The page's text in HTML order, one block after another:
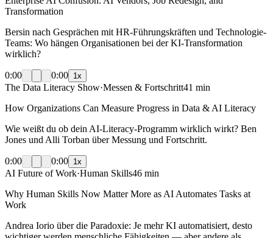
Transformation
Bersin nach Gesprächen mit HR-Führungskräften und Technologie-
Teams: Wo hängen Organisationen bei der KI-Transformation
wirklich?
0:00 0:00 1x
The Data Literacy Show·Messen & Fortschritt41 min
How Organizations Can Measure Progress in Data & AI Literacy
Wie weißt du ob dein AI-Literacy-Programm wirklich wirkt? Ben
Jones und Alli Torban über Messung und Fortschritt.
0:00 0:00 1x
AI Future of Work·Human Skills46 min
Why Human Skills Now Matter More as AI Automates Tasks at
Work
Andrea Iorio über die Paradoxie: Je mehr KI automatisiert, desto